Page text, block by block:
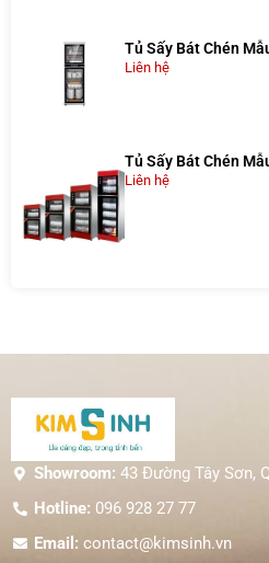
Tủ Sấy Bát Chén
Liên hệ
Tủ Sấy Bát Chén
Liên hệ
Showroom: 43 Đường Tây Sơn,
Hotline: 096 928 27 77
Email:contact@kimsinh.vn